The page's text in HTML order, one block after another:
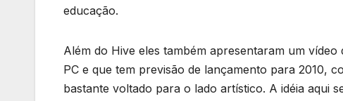
educação.
Além do Hive eles também apresentaram um
PC e que tem previsão de lançamento para 2010,
bastante voltado para o lado artístico. A idéia aqui